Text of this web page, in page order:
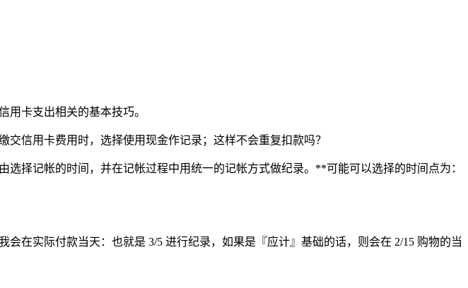
用卡支出相关的基本技巧。
信用卡费用时，选择使用现金作记录；这样不会重复扣款吗？
择记帐的时间，并在记帐过程中用统一的记帐方式做纪录。**可能可以选择的时间点为：
在实际付款当天：也就是 3/5 进行纪录，如果是『应计』基础的话，则会在 2/15 购物的当